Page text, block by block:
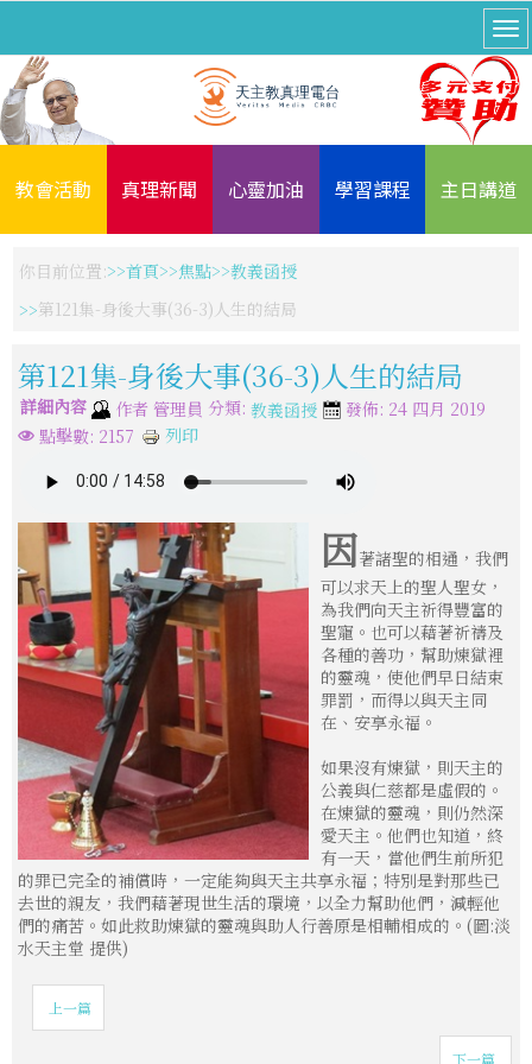
教會活動 真理新聞 心靈加油 學習課程 主日講道
你目前位置: 首頁 焦點
教義函授
第121集-身後大事(36-3)人生的結局
第121集-身後大事(36-3)人生的結局
詳細內容 作者 管理員 分類: 教義函授
發佈: 24 四月 2019
點擊數: 2157
列印
因著諸聖的相通，我們
可以求天上的聖人聖女，
為我們向天主祈得豐富的
聖寵。也可以藉著祈禱及
各種的善功，幫助煉獄裡
的靈魂，使他們早日結束
罪罰，而得以與天主同
在、安享永福。
如果沒有煉獄，則天主的
公義與仁慈都是虛假的。
在煉獄的靈魂，則仍然深
愛天主。他們也知道，終
有一天，當他們生前所犯
的罪已完全的補償時，一定能夠與天主共享永福；特別是對那些已
去世的親友，我們藉著現世生活的環境，以全力幫助他們，減輕他
們的痛苦。如此救助煉獄的靈魂與助人行善原是相輔相成的。(圖:淡
水天主堂 提供)
上一篇
下一篇